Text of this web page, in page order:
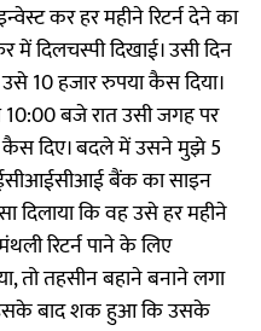
कर हर महीने रिटर्न देने का
दिलचस्पी दिखाई। उसी दिन
10 हजार रुपया कैस दिया।
बजे रात उसी जगह पर
दिए। बदले में उसने मुझे 5
बैंक का साइन
दिलाया कि वह उसे हर महीने
रिटर्न पाने के लिए
तो तहसीन बहाने बनाने लगा
इसके बाद शक हुआ कि उसके